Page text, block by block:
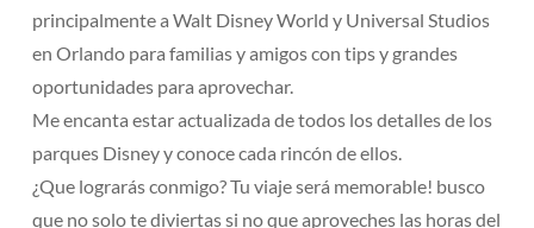
principalmente a Walt Disney World y Universal Studios
en Orlando para familias y amigos con tips y grandes
oportunidades para aprovechar.
Me encanta estar actualizada de todos los detalles de los
parques Disney y conoce cada rincón de ellos.
¿Que lograrás conmigo? Tu viaje será memorable! busco
que no solo te diviertas si no que aproveches las horas del